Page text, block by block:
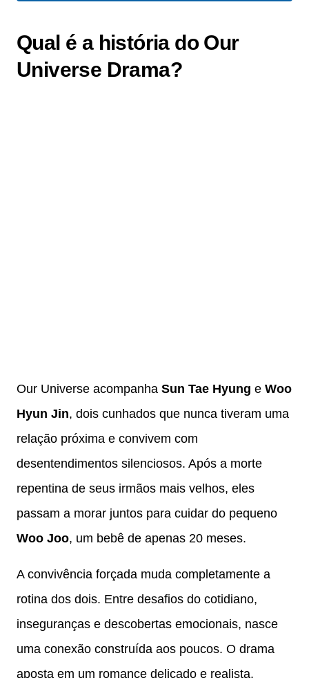
Qual é a história do Our
Universe Drama?
Our Universe acompanha Sun Tae Hyung e Woo
Hyun Jin, dois cunhados que nunca tiveram uma
relação próxima e convivem com
desentendimentos silenciosos. Após a morte
repentina de seus irmãos mais velhos, eles
passam a morar juntos para cuidar do pequeno
Woo Joo, um bebê de apenas 20 meses.
A convivência forçada muda completamente a
rotina dos dois. Entre desafios do cotidiano,
inseguranças e descobertas emocionais, nasce
uma conexão construída aos poucos. O drama
aposta em um romance delicado e realista,